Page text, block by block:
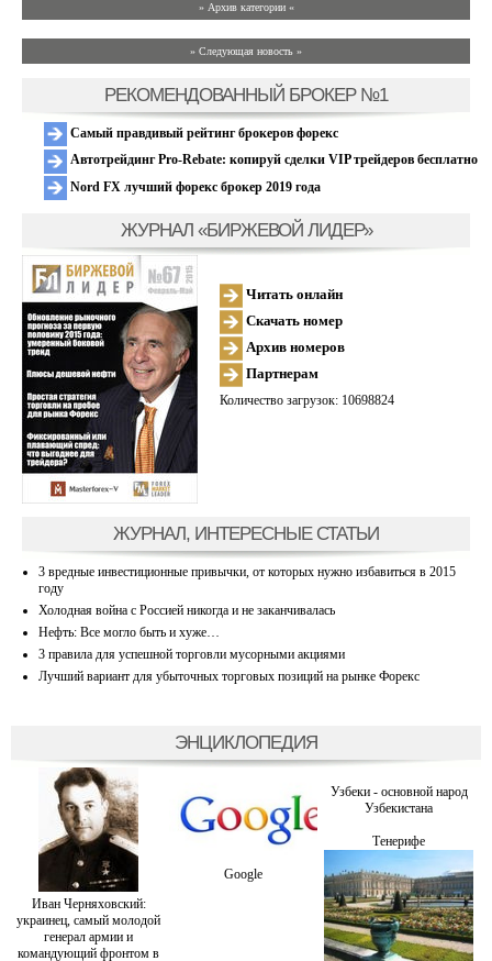
» Архив категории «
» Следующая новость »
РЕКОМЕНДОВАННЫЙ БРОКЕР №1
Самый правдивый рейтинг брокеров форекс
Автотрейдинг Pro-Rebate: копируй сделки VIP трейдеров бесплатно
Nord FX лучший форекс брокер 2019 года
ЖУРНАЛ «БИРЖЕВОЙ ЛИДЕР»
Читать онлайн
Скачать номер
Архив номеров
Партнерам
Количество загрузок: 10698824
ЖУРНАЛ, ИНТЕРЕСНЫЕ СТАТЬИ
3 вредные инвестиционные привычки, от которых нужно избавиться в 2015
году
Холодная война с Россией никогда и не заканчивалась
Нефть: Все могло быть и хуже…
3 правила для успешной торговли мусорными акциями
Лучший вариант для убыточных торговых позиций на рынке Форекс
ЭНЦИКЛОПЕДИЯ
Иван Черняховский:
украинец, самый молодой
генерал армии и
командующий фронтом в
Google
Узбеки - основной народ
Узбекистана
Тенерифе